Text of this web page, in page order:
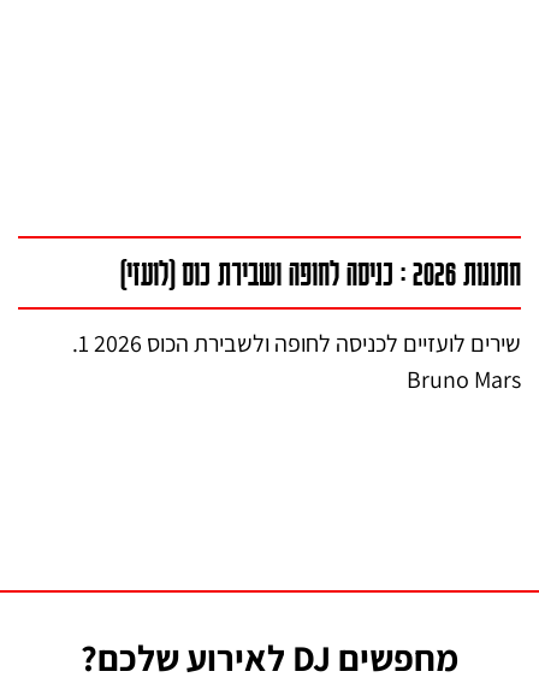
חתונות 2026 : כניסה לחופה ושבירת כוס (לועזי)
שירים לועזיים לכניסה לחופה ולשבירת הכוס 2026 1.
Bruno Mars
מחפשים DJ לאירוע שלכם?